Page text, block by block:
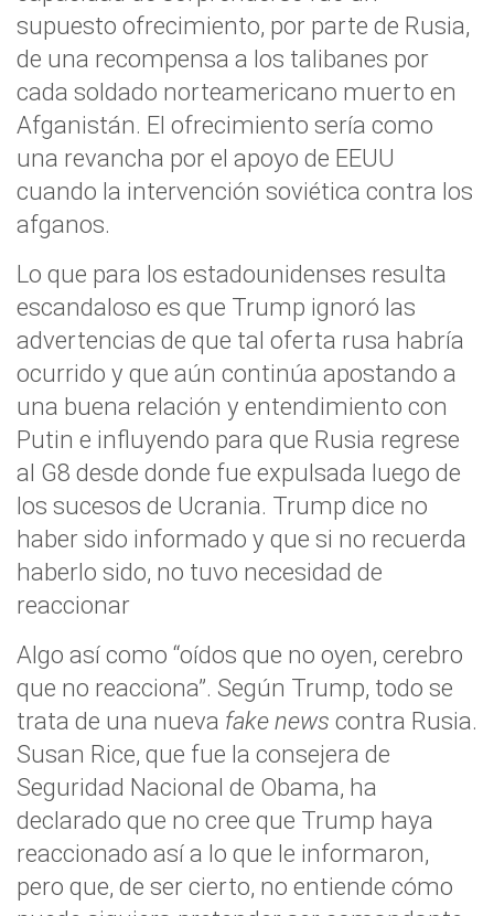
supuesto ofrecimiento, por parte de Rusia,
de una recompensa a los talibanes por
cada soldado norteamericano muerto en
Afganistán. El ofrecimiento sería como
una revancha por el apoyo de EEUU
cuando la intervención soviética contra los
afganos.
Lo que para los estadounidenses resulta
escandaloso es que Trump ignoró las
advertencias de que tal oferta rusa habría
ocurrido y que aún continúa apostando a
una buena relación y entendimiento con
Putin e influyendo para que Rusia regrese
al G8 desde donde fue expulsada luego de
los sucesos de Ucrania. Trump dice no
haber sido informado y que si no recuerda
haberlo sido, no tuvo necesidad de
reaccionar
Algo así como “oídos que no oyen, cerebro
que no reacciona”. Según Trump, todo se
trata de una nueva fake news contra Rusia.
Susan Rice, que fue la consejera de
Seguridad Nacional de Obama, ha
declarado que no cree que Trump haya
reaccionado así a lo que le informaron,
pero que, de ser cierto, no entiende cómo